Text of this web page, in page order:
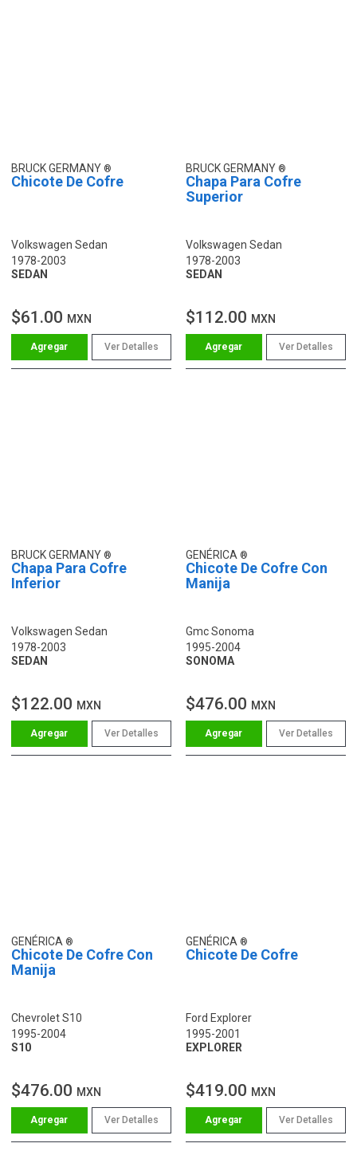
BRUCK GERMANY
Chicote De Cofre
Volkswagen Sedan
1978-2003
SEDAN
$61.00 MXN
Ver Detalles
BRUCK GERMANY
Chapa Para Cofre
Superior
Volkswagen Sedan
1978-2003
SEDAN
$112.00 MXN
Ver Detalles
BRUCK GERMANY
Chapa Para Cofre
Inferior
Volkswagen Sedan
1978-2003
SEDAN
$122.00 MXN
Ver Detalles
GENÉRICA
Chicote De Cofre Con
Manija
Gmc Sonoma
1995-2004
SONOMA
$476.00 MXN
Ver Detalles
GENÉRICA
Chicote De Cofre Con
Manija
Chevrolet S10
1995-2004
S10
$476.00 MXN
Ver Detalles
GENÉRICA
Chicote De Cofre
Ford Explorer
1995-2001
EXPLORER
$419.00 MXN
Ver Detalles